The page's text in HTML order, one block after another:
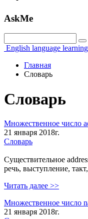
AskMe
Форма поиска
English language
Главная
Словарь
Словарь
Множественное число
21 января 2018г.
Словарь
Существительное
речь, выступление,
Читать далее >>
Множественное число
21 января 2018г.